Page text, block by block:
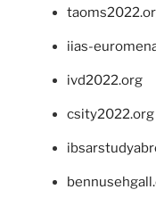
iias-
ivd2022.org
csity2022.org